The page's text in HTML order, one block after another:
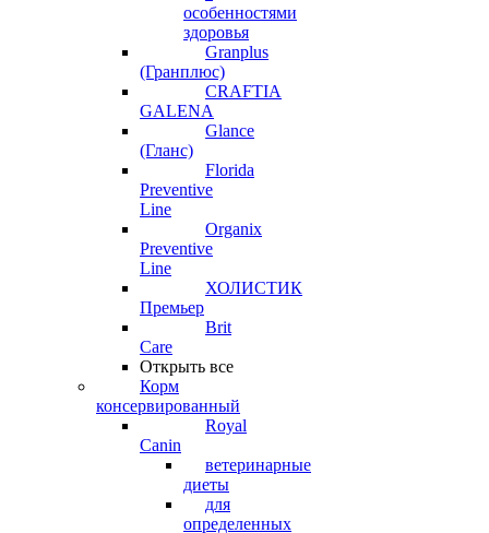
особенностями
здоровья
Granplus
(Гранплюс)
CRAFTIA
GALENA
Glance
(Гланс)
Florida
Preventive
Line
Organix
Preventive
Line
ХОЛИСТИК
Премьер
Brit
Care
Открыть все
Корм
консервированный
Royal
Canin
ветеринарные
диеты
для
определенных